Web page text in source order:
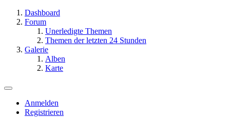
Dashboard
Forum
Unerledigte Themen
Themen der letzten 24 Stunden
Galerie
Alben
Karte
Anmelden
Registrieren